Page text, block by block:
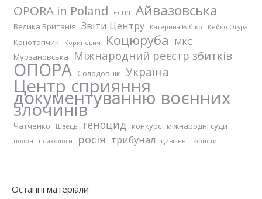
OPORA in Poland ЄСПЛ Айвазовська
Велика Британія Звіти Центру Катерина Рябіко Кейко Оґура
Конотопчик Кориневич Коцюруба МКС
Мурзановська Міжнародний реєстр збитків
ОПОРА Солодовнік Україна
Центр сприяння
документуванню воєнних
злочинів
Чатченко Швець геноцид конкурс міжнародні суди
полон психологи росія трибунал цивільні юристи
Останні матеріали